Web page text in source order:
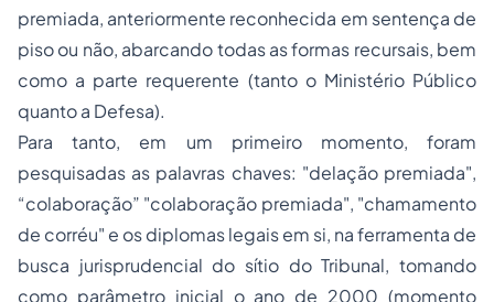
premiada, anteriormente reconhecida em sentença de
piso ou não, abarcando todas as formas recursais, bem
como a parte requerente (tanto o Ministério Público
quanto a Defesa).
Para tanto, em um primeiro momento, foram
pesquisadas as palavras chaves: "delação premiada",
“colaboração” "colaboração premiada", "chamamento
de corréu" e os diplomas legais em si, na ferramenta de
busca jurisprudencial do sítio do Tribunal, tomando
como parâmetro inicial o ano de 2000 (momento